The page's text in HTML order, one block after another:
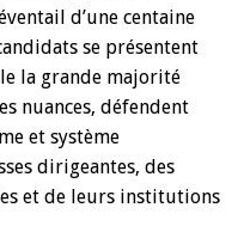
d’une centaine
se présentent
la grande majorité
nuances, défendent
et système
dirigeantes, des
et de leurs institutions